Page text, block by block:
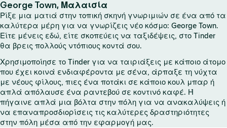
λ
ί
δ
α
T
n
d
e
r
George Town, Μαλαισία
Ρίξε μια ματιά στην τοπική σκηνή γνωριμιών σε ένα από τα
καλύτερα μέρη για να γνωρίζεις νέο κόσμο: George Town.
Είτε μένεις εδώ, είτε σκοπεύεις να ταξιδέψεις, στο Tinder
θα βρεις πολλούς ντόπιους κοντά σου.
Χρησιμοποίησε το Tinder για να ταιριάξεις με κάποιο άτομο
που έχει κοινά ενδιαφέροντα με σένα, άρπαξε τη νύχτα
με νέους φίλους, πιες ένα ποτάκι σε κάποιο κουλ μπαρ ή
απλά απόλαυσε ένα ραντεβού σε κοντινό καφέ. Ή
πήγαινε απλά μια βόλτα στην πόλη για να ανακαλύψεις ή
να επαναπροσδιορίσεις τις καλύτερες δραστηριότητες
στην πόλη μέσα από την εφαρμογή μας.